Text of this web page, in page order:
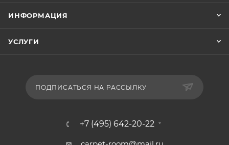
ИНФОРМАЦИЯ
УСЛУГИ
ПОДПИСАТЬСЯ НА РАССЫЛКУ
+7 (495) 642-20-22